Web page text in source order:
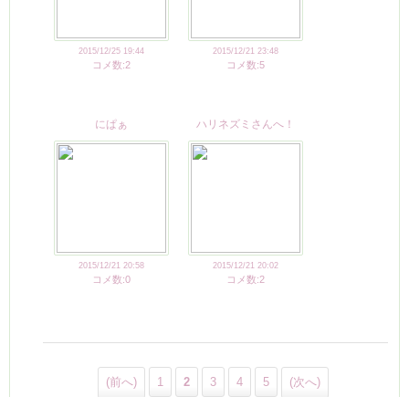
2015/12/25 19:44
コメ数:2
2015/12/21 23:48
コメ数:5
にぱぁ
2015/12/21 20:58
コメ数:0
ハリネズミさんへ！
2015/12/21 20:02
コメ数:2
(前へ) 1 2 3 4 5 (次へ)